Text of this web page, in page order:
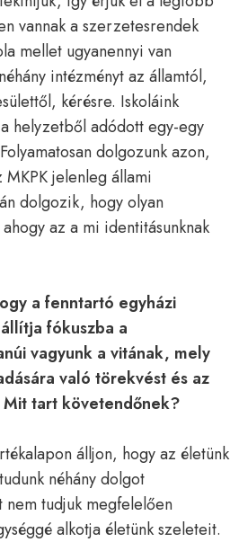
vannak a szerzetesrendek
mellet ugyanennyi van
intézményt az államtól,
kérésre. Iskoláink
helyzetből adódott egy-egy
dolgozunk azon,
jelenleg állami
dolgozik, hogy olyan
az a mi identitásunknak
a fenntartó egyházi
fókuszba a
vagyunk a vitának, mely
való törekvést és az
tart követendőnek?
álljon, hogy az életünk
néhány dolgot
nem tudjuk megfelelően
alkotja életünk szeleteit.